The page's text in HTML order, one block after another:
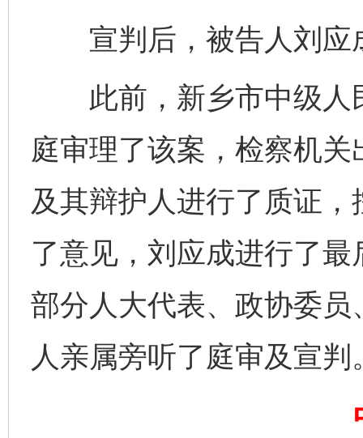
宣判后，被告人刘应
此前，新乡市中级人
庭审理了该案，检察机
及其辩护人进行了质证
了意见，刘应成进行了
部分人大代表、政协委
人亲属旁听了庭审及宣判
完善运行机制助力责任有效落实 一纸欠